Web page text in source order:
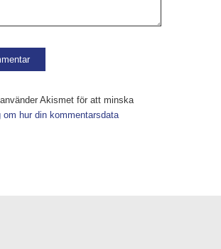
Akismet för att minska
om hur din kommentarsdata